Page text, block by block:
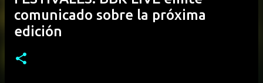
comunicado sobre la próxima
edición